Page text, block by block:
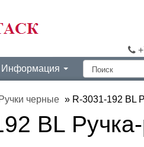
Информация
Ручки черные » R-3031-192 BL
BL